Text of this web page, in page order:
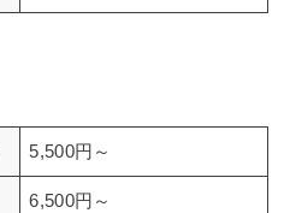
5,500円～
6,500円～